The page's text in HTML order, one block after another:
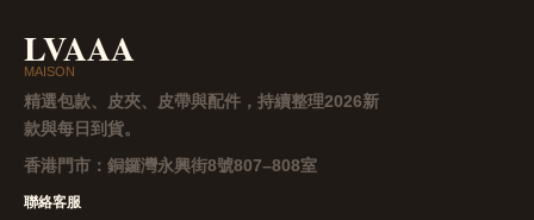
LVAAA
MAISON
精選包款、皮夾、皮帶與配件，持續整理2026新
款與每日到貨。
香港門市： 銅鑼灣永興街8號807–808室
聯絡客服